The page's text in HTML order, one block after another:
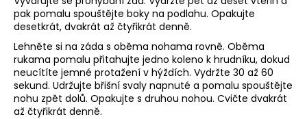
pak pomalu spouštějte boky na podlahu. Opakujte
desetkrát, dvakrát až čtyřikrát denně.
Lehněte si na záda s oběma nohama rovně. Oběma
rukama pomalu přitahujte jedno koleno k hrudníku, dokud
neucítíte jemné protažení v hýždích. Vydržte 30 až 60
sekund. Udržujte břišní svaly napnuté a pomalu spouštějte
nohu zpět dolů. Opakujte s druhou nohou. Cvičte dvakrát
až čtyřikrát denně.